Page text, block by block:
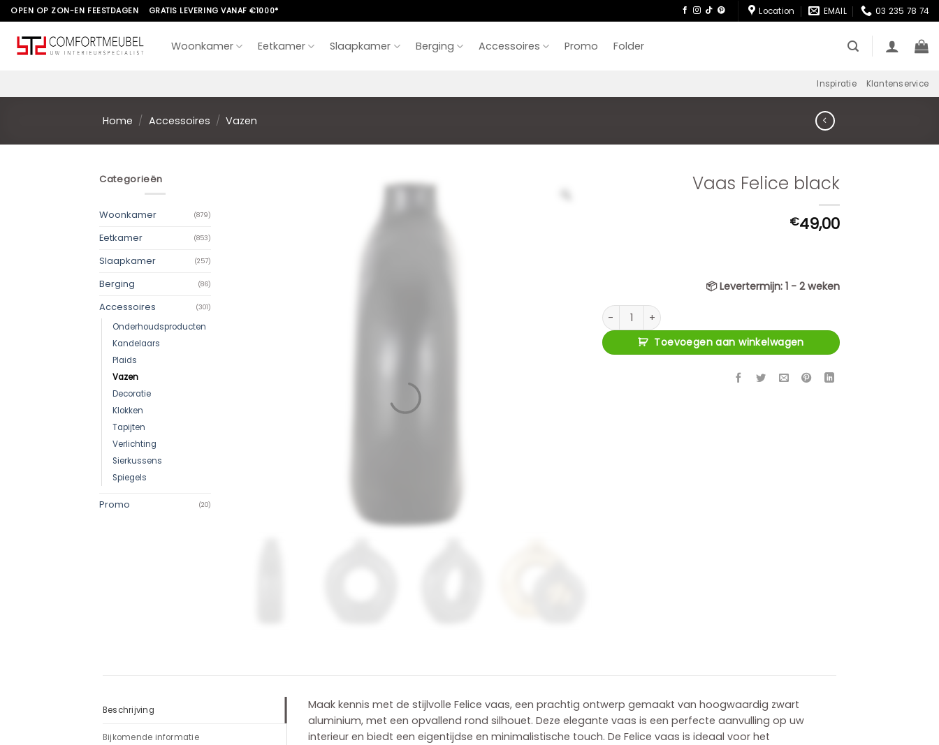
Skip
to
content
OPEN OP ZON-EN FEESTDAGEN GRATIS LEVERING VANAF €1000* Location EMAIL 03 235 78 74
Woonkamer Eetkamer Slaapkamer Berging Accessoires Promo Folder
Inspiratie Klantenservice
Home / Accessoires / Vazen
Categorieën
Woonkamer (879)
Eetkamer (853)
Slaapkamer (257)
Berging (86)
Accessoires (301)
Onderhoudsproducten
Kandelaars
Plaids
Vazen
Decoratie
Klokken
Tapijten
Verlichting
Sierkussens
Spiegels
Promo (20)
Vaas Felice black
€49,00
📦Levertermijn: 1 - 2 weken
Vaas Felice black aantal
Toevoegen aan winkelwagen
Beschrijving
Bijkomende informatie
Maak kennis met de stijlvolle Felice vaas, een prachtig ontwerp gemaakt van hoogwaardig zwart
aluminium, met een opvallend rond silhouet. Deze elegante vaas is een perfecte aanvulling op uw
interieur en biedt een eigentijdse en minimalistische touch. De Felice vaas is ideaal voor het